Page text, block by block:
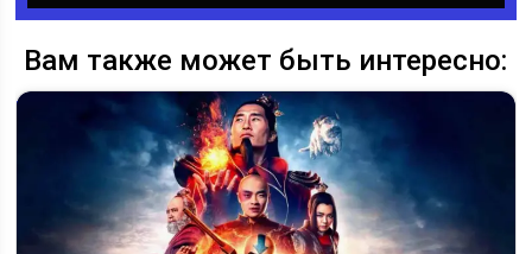
Вам также может быть интересно: